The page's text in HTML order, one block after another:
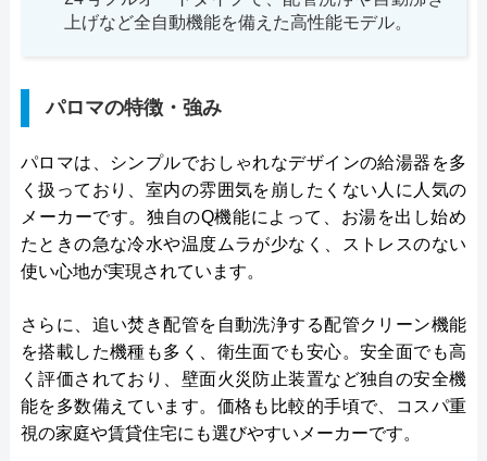
上げなど全自動機能を備えた高性能モデル。
パロマの特徴・強み
パロマは、シンプルでおしゃれなデザインの給湯器を多
く扱っており、室内の雰囲気を崩したくない人に人気の
メーカーです。独自のQ機能によって、お湯を出し始め
たときの急な冷水や温度ムラが少なく、ストレスのない
使い心地が実現されています。
さらに、追い焚き配管を自動洗浄する配管クリーン機能
を搭載した機種も多く、衛生面でも安心。安全面でも高
く評価されており、壁面火災防止装置など独自の安全機
能を多数備えています。価格も比較的手頃で、コスパ重
視の家庭や賃貸住宅にも選びやすいメーカーです。